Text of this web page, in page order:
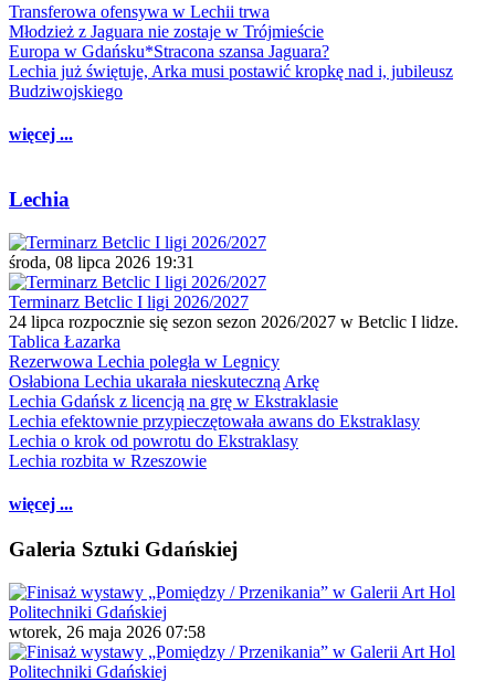
Transferowa ofensywa w Lechii trwa
Młodzież z Jaguara nie zostaje w Trójmieście
Europa w Gdańsku*Stracona szansa Jaguara?
Lechia już świętuje, Arka musi postawić kropkę nad i, jubileusz
Budziwojskiego
więcej ...
Lechia
środa, 08 lipca 2026 19:31
Terminarz Betclic I ligi 2026/2027
24 lipca rozpocznie się sezon sezon 2026/2027 w Betclic I lidze.
Tablica Łazarka
Rezerwowa Lechia poległa w Legnicy
Osłabiona Lechia ukarała nieskuteczną Arkę
Lechia Gdańsk z licencją na grę w Ekstraklasie
Lechia efektownie przypieczętowała awans do Ekstraklasy
Lechia o krok od powrotu do Ekstraklasy
Lechia rozbita w Rzeszowie
więcej ...
Galeria Sztuki Gdańskiej
wtorek, 26 maja 2026 07:58